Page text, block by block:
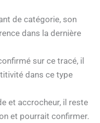
de catégorie, son
dans la dernière
sur ce tracé, il
dans ce type
et accrocheur, il reste
et pourrait confirmer.